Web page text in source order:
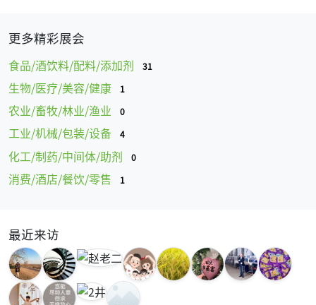
更多精彩展会
食品/酒饮料/配料/添加剂 31
生物/医疗/美容/健康 1
农业/畜牧/林业/渔业 0
工业/机械/包装/设备 4
化工/制药/中间体/助剂 0
消费/酒店/餐饮/零售 1
最近来访